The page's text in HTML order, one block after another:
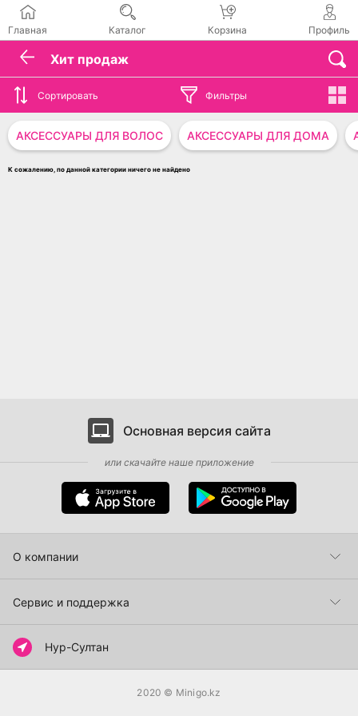
Главная Каталог Корзина Профиль
Хит продаж
Сортировать Фильтры
АКСЕССУАРЫ ДЛЯ ВОЛОС АКСЕССУАРЫ ДЛЯ ДОМА
К сожалению, по данной категории ничего не найдено
Основная версия сайта
или скачайте наше приложение
О компании
Сервис и поддержка
Как сделать заказ
Способы оплаты
Нур-Султан
2020 © Minigo.kz